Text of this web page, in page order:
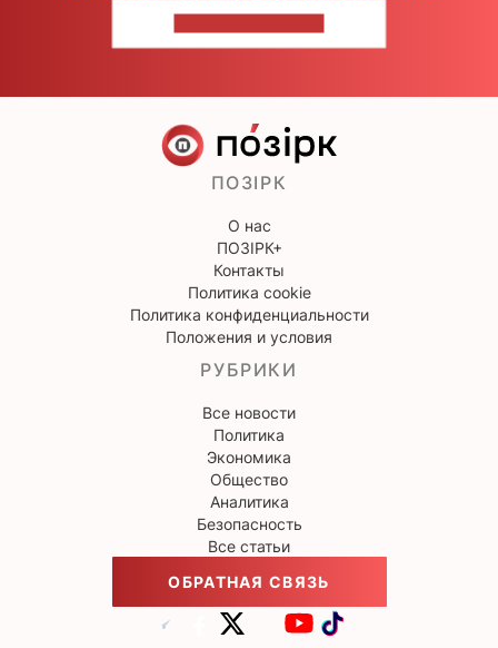
ПОЗІРК
О нас
ПОЗІРК+
Контакты
Политика cookie
Политика конфиденциальности
Положения и условия
РУБРИКИ
Все новости
Политика
Экономика
Общество
Аналитика
Безопасность
Все статьи
ОБРАТНАЯ СВЯЗЬ